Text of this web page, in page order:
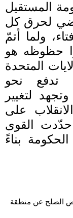
المستقيل
لحرق كل
ولما أتمّ
حظوظه هو
المتحدة
تدفع نحو
لتغيير
على
حدّدت القوى
بناءً
الصلح عن منطقة